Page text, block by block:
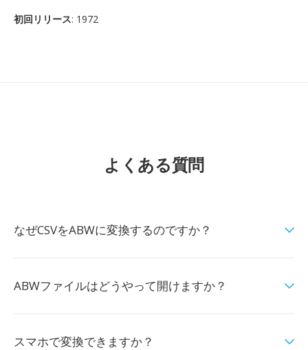
初回リリース: 1972
よくある質問
なぜCSVをABWに変換するのですか？
ABWファイルはどうやって開けますか？
スマホで変換できますか？